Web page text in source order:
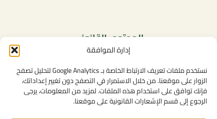
إدارة الموافقة
نستخدم ملفات تعريف الارتباط الخاصة بـ Google Analytics لتحليل تصفح
الزوار على موقعنا. من خلال الاستمرار في التصفح دون تغيير إعداداتك،
فإنك توافق على استخدام هذه الملفات. لمزيد من المعلومات، يرجى
الرجوع إلى قسم الإشعارات القانونية على موقعنا.
المحتوى القانوني
سياسة الخصوصية
شروط الاستخدام العامة
الإشعارات القانونية
سياسة ملفات تعريف الارتباط (الكوكيز)